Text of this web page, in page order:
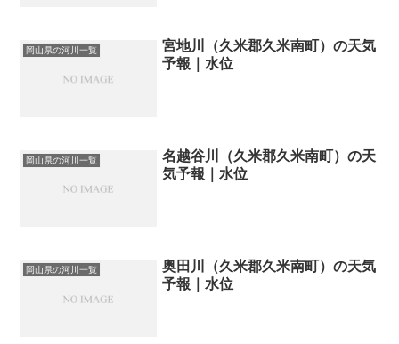
岡山県の河川一覧
宮地川（久米郡久米南町）の天気
予報｜水位
岡山県の河川一覧
名越谷川（久米郡久米南町）の天
気予報｜水位
岡山県の河川一覧
奥田川（久米郡久米南町）の天気
予報｜水位